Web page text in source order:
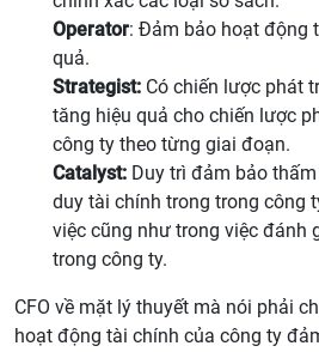
Operator: Đảm bảo hoạt động
quả.
Strategist: Có chiến lược phát
tăng hiệu quả cho chiến lược
công ty theo từng giai đoạn.
Catalyst: Duy trì đảm bảo
duy tài chính trong trong công
việc cũng như trong việc đánh
trong công ty.
CFO về mặt lý thuyết mà nói phải
hoạt động tài chính của công ty